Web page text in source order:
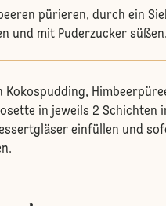
pürieren, durch ein
und mit Puderzucker süßen.
Kokospudding,
in jeweils 2 Schichten
einfüllen und